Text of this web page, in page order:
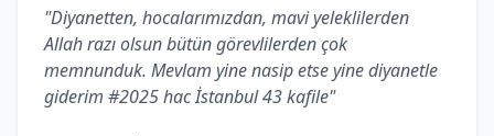
"Diyanetten, hocalarımızdan, mavi yeleklilerden
Allah razı olsun bütün görevlilerden çok
memnunduk. Mevlam yine nasip etse yine diyanetle
giderim #2025 hac İstanbul 43 kafile"